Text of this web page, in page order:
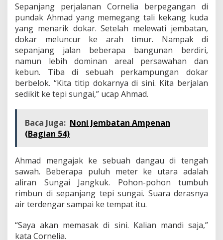
Sepanjang perjalanan Cornelia berpegangan di
pundak Ahmad yang memegang tali kekang kuda
yang menarik dokar. Setelah melewati jembatan,
dokar meluncur ke arah timur. Nampak di
sepanjang jalan beberapa bangunan berdiri,
namun lebih dominan areal persawahan dan
kebun. Tiba di sebuah perkampungan dokar
berbelok. “Kita titip dokarnya di sini. Kita berjalan
sedikit ke tepi sungai,” ucap Ahmad.
Baca Juga: Noni Jembatan Ampenan
(Bagian 54)
Ahmad mengajak ke sebuah dangau di tengah
sawah. Beberapa puluh meter ke utara adalah
aliran Sungai Jangkuk. Pohon-pohon tumbuh
rimbun di sepanjang tepi sungai. Suara derasnya
air terdengar sampai ke tempat itu.
“Saya akan memasak di sini. Kalian mandi saja,”
kata Cornelia.